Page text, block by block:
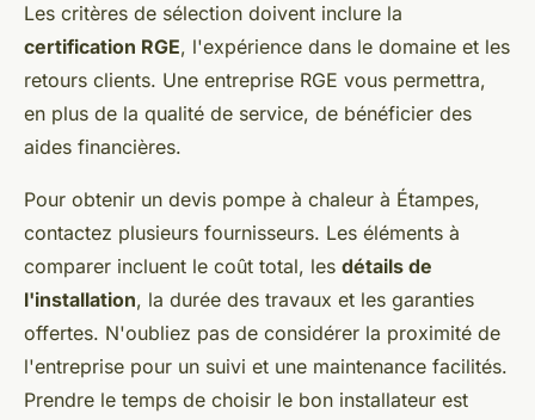
Les critères de sélection doivent inclure la
certification RGE, l'expérience dans le domaine et les
retours clients. Une entreprise RGE vous permettra,
en plus de la qualité de service, de bénéficier des
aides financières.
Pour obtenir un devis pompe à chaleur à Étampes,
contactez plusieurs fournisseurs. Les éléments à
comparer incluent le coût total, les détails de
l'installation, la durée des travaux et les garanties
offertes. N'oubliez pas de considérer la proximité de
l'entreprise pour un suivi et une maintenance facilités.
Prendre le temps de choisir le bon installateur est